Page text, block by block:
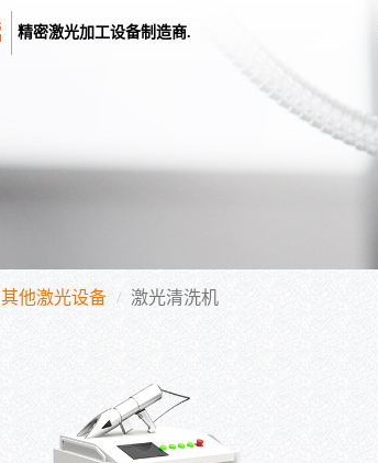
精密激光加工设备制造商.
其他激光设备 激光清洗机